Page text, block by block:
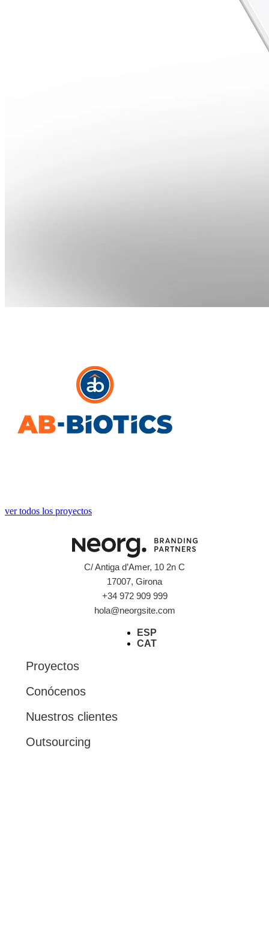
ver todos los proyectos
C/ Antiga d’Amer, 10 2n C
17007, Girona
+34 972 909 999
hola@neorgsite.com
ESP
CAT
Proyectos
Conócenos
Nuestros clientes
Outsourcing